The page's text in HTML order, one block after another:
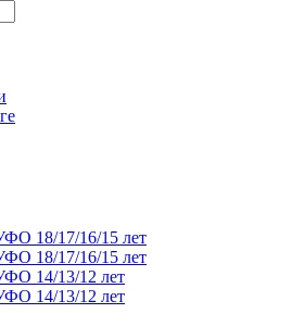
18/17/16/15 лет
18/17/16/15 лет
14/13/12 лет
14/13/12 лет